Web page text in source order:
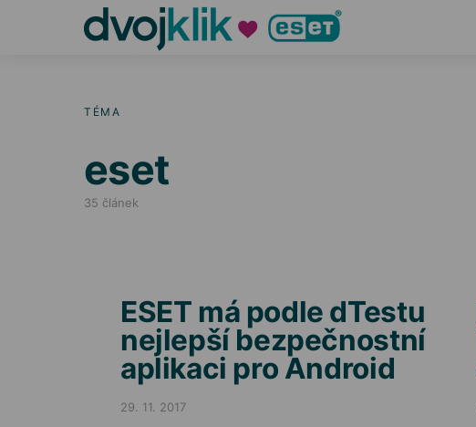
TÉMA
eset
35 článek
ESET má podle dTestu
nejlepší bezpečnostní
aplikaci pro Android
Posted on
29. 11. 2017